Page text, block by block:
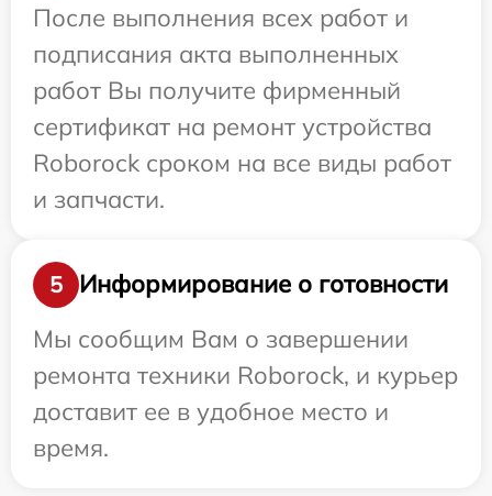
После выполнения всех работ и
подписания акта выполненных
работ Вы получите фирменный
сертификат на ремонт устройства
Roborock сроком на все виды работ
и запчасти.
5
Информирование о готовности
Мы сообщим Вам о завершении
ремонта техники Roborock, и курьер
доставит ее в удобное место и
время.